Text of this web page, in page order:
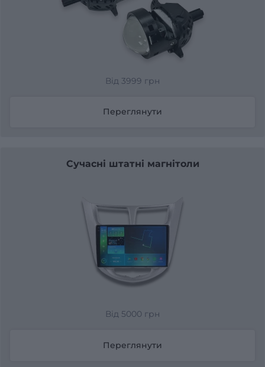
Від 3999 грн
Переглянути
Сучасні штатні магнітоли
Від 5000 грн
Переглянути